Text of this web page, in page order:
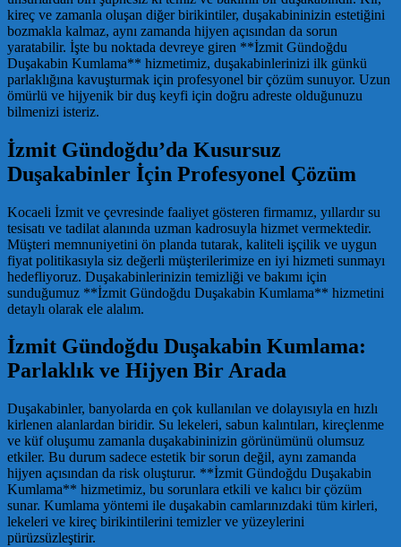
kireç ve zamanla oluşan diğer birikintiler, duşakabininizin estetiğini
bozmakla kalmaz, aynı zamanda hijyen açısından da sorun
yaratabilir. İşte bu noktada devreye giren **İzmit Gündoğdu
Duşakabin Kumlama** hizmetimiz, duşakabinlerinizi ilk günkü
parlaklığına kavuşturmak için profesyonel bir çözüm sunuyor. Uzun
ömürlü ve hijyenik bir duş keyfi için doğru adreste olduğunuzu
bilmenizi isteriz.
İzmit Gündoğdu’da Kusursuz
Duşakabinler İçin Profesyonel Çözüm
Kocaeli İzmit ve çevresinde faaliyet gösteren firmamız, yıllardır su
tesisatı ve tadilat alanında uzman kadrosuyla hizmet vermektedir.
Müşteri memnuniyetini ön planda tutarak, kaliteli işçilik ve uygun
fiyat politikasıyla siz değerli müşterilerimize en iyi hizmeti sunmayı
hedefliyoruz. Duşakabinlerinizin temizliği ve bakımı için
sunduğumuz **İzmit Gündoğdu Duşakabin Kumlama** hizmetini
detaylı olarak ele alalım.
İzmit Gündoğdu Duşakabin Kumlama:
Parlaklık ve Hijyen Bir Arada
Duşakabinler, banyolarda en çok kullanılan ve dolayısıyla en hızlı
kirlenen alanlardan biridir. Su lekeleri, sabun kalıntıları, kireçlenme
ve küf oluşumu zamanla duşakabininizin görünümünü olumsuz
etkiler. Bu durum sadece estetik bir sorun değil, aynı zamanda
hijyen açısından da risk oluşturur. **İzmit Gündoğdu Duşakabin
Kumlama** hizmetimiz, bu sorunlara etkili ve kalıcı bir çözüm
sunar. Kumlama yöntemi ile duşakabin camlarınızdaki tüm kirleri,
lekeleri ve kireç birikintilerini temizler ve yüzeylerini
pürüzsüzleştirir.